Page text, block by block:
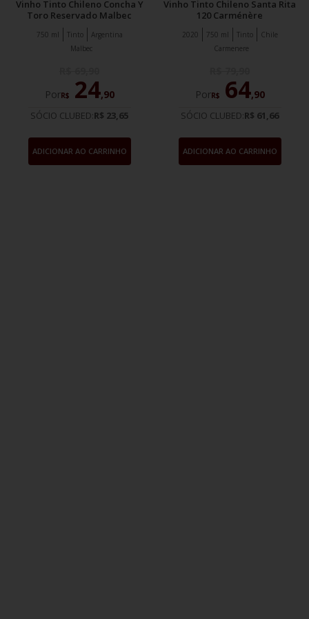
Vinho Tinto Chileno Concha Y
Toro Reservado Malbec
Tinto Argentina
750 ml
Malbec
PorR$ 24,90
SÓCIO CLUBED:R$ 23,65
ADICIONAR AO CARRINHO
Vinho Tinto Chileno Santa Rita
120 Carménère
Tinto Chile
2020
750 ml
Carmenere
PorR$ 64,90
SÓCIO CLUBED:R$ 61,66
ADICIONAR AO CARRINHO